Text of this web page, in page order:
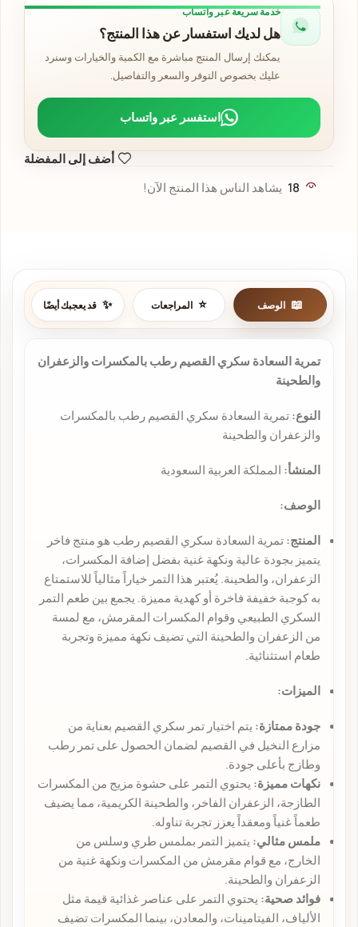
خدمة سريعة عبر واتساب
هل لديك استفسار عن هذا المنتج؟
يمكنك إرسال المنتج مباشرة مع الكمية والخيارات وسنرد
عليك بخصوص التوفر والسعر والتفاصيل.
استفسر عبر واتساب
أضف إلى المفضلة
18 يشاهد الناس هذا المنتج الآن!
الوصف المراجعات قد يعجبك أيضًا
تمرية السعادة سكري القصيم رطب بالمكسرات والزعفران
والطحينة
النوع:تمرية السعادة سكري القصيم رطب بالمكسرات
والزعفران والطحينة
المنشأ: المملكة العربية السعودية
الوصف:
المنتج:تمرية السعادة سكري القصيم رطب هو منتج فاخر
يتميز بجودة عالية ونكهة غنية بفضل إضافة المكسرات،
الزعفران، والطحينة. يُعتبر هذا التمر خياراً مثالياً للاستمتاع
به كوجبة خفيفة فاخرة أو كهدية مميزة. يجمع بين طعم التمر
السكري الطبيعي وقوام المكسرات المقرمش، مع لمسة
من الزعفران والطحينة التي تضيف نكهة مميزة وتجربة
طعام استثنائية.
الميزات:
جودة ممتازة: يتم اختيار تمر سكري القصيم بعناية من
مزارع النخيل في القصيم لضمان الحصول على تمر رطب
وطازج بأعلى جودة.
نكهات مميزة: يحتوي التمر على حشوة مزيج من المكسرات
الطازجة، الزعفران الفاخر، والطحينة الكريمية، مما يضيف
طعماً غنياً ومعقداً يعزز تجربة تناوله.
ملمس مثالي: يتميز التمر بملمس طري وسلس من
الخارج، مع قوام مقرمش من المكسرات ونكهة غنية من
الزعفران والطحينة.
فوائد صحية: يحتوي التمر على عناصر غذائية قيمة مثل
الألياف، الفيتامينات، والمعادن، بينما المكسرات تضيف